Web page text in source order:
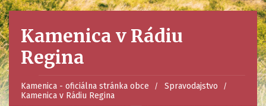
Kamenica v Rádiu
Regina
Kamenica - oficiálna stránka obce
Spravodajstvo
Kamenica v Rádiu Regina